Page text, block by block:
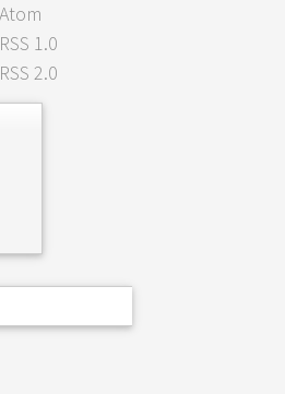
Atom
RSS 1.0
RSS 2.0